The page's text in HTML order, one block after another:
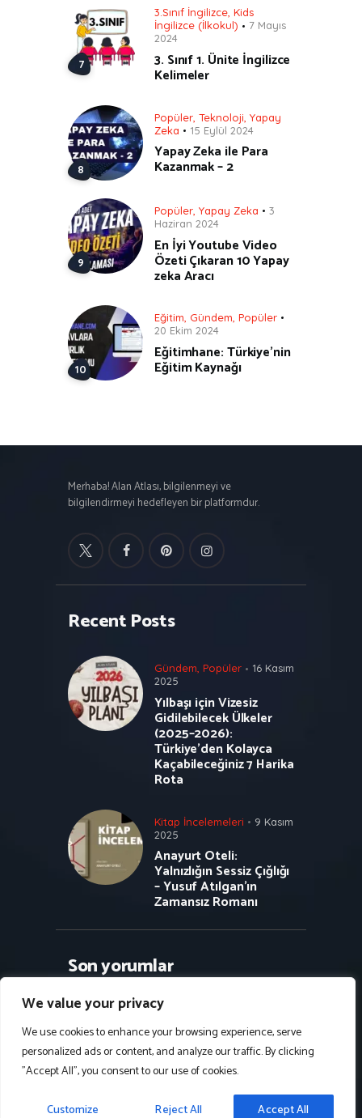
We value your privacy
We use cookies to enhance your browsing experience, serve
personalized ads or content, and analyze our traffic. By clicking
"Accept All", you consent to our use of cookies.
Customize Reject All Accept All
3.Sınıf İngilizce, Kids
İngilizce (İlkokul)
7 Mayıs
2024
3. Sınıf 1. Ünite İngilizce
Kelimeler
Popüler Teknoloji Yapay
Zeka
15 Eylül 2024
Yapay Zeka ile Para
Kazanmak – 2
Popüler Yapay Zeka
3
Haziran 2024
En İyi Youtube Video
Özeti Çıkaran 10 Yapay
zeka Aracı
Eğitim Gündem Popüler
20 Ekim 2024
Eğitimhane: Türkiye’nin
Eğitim Kaynağı
Merhaba! Alan Atlası, bilgilenmeyi ve
bilgilendirmeyi hedefleyen bir platformdur.
Recent Posts
Gündem, Popüler
16 Kasım
2025
Yılbaşı için Vizesiz
Gidilebilecek Ülkeler
(2025–2026):
Türkiye’den Kolayca
Kaçabileceğiniz 7 Harika
Rota
Kitap İncelemeleri
9 Kasım
2025
Anayurt Oteli:
Yalnızlığın Sessiz Çığlığı
– Yusuf Atılgan’ın
Zamansız Romanı
Son yorumlar
Follow Us on Instagram
2024 - Kadim Yazılım © Bütün hakları